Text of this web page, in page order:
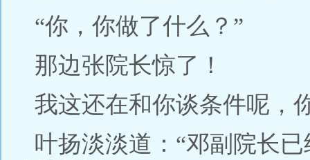
“你，你做了什么？”
那边张院长惊了！
我这还在和你谈条件呢，
叶扬淡淡道：“邓副院长